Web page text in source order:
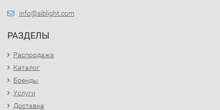
info@siblight.com
РАЗДЕЛЫ
Распродажа
Каталог
Бренды
Услуги
Доставка